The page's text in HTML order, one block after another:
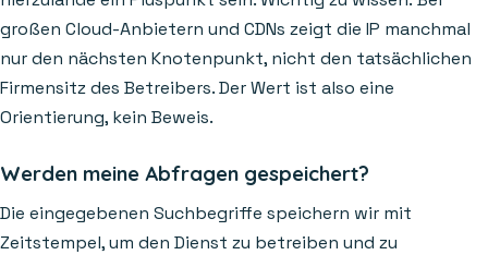
großen Cloud-Anbietern und CDNs zeigt die IP manchmal
nur den nächsten Knotenpunkt, nicht den tatsächlichen
Firmensitz des Betreibers. Der Wert ist also eine
Orientierung, kein Beweis.
Werden meine Abfragen gespeichert?
Die eingegebenen Suchbegriffe speichern wir mit
Zeitstempel, um den Dienst zu betreiben und zu